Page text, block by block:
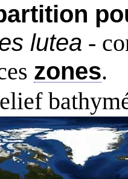
lutea -
zones.